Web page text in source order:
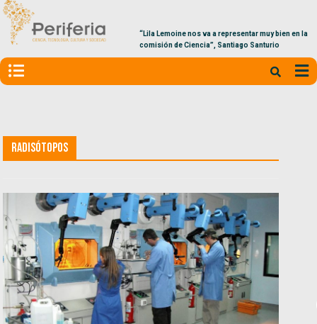
“Lila Lemoine nos va a representar muy bien en la
comisión de Ciencia”, Santiago Santurio
Radisótopos